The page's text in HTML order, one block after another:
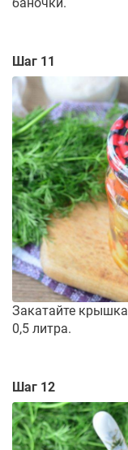
Шаг 11
Закатайте
0,5 литра.
Шаг 12